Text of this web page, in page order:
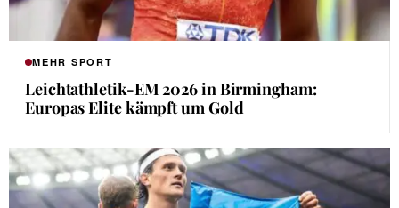
MEHR SPORT
Leichtathletik-EM 2026 in Birmingham:
Europas Elite kämpft um Gold